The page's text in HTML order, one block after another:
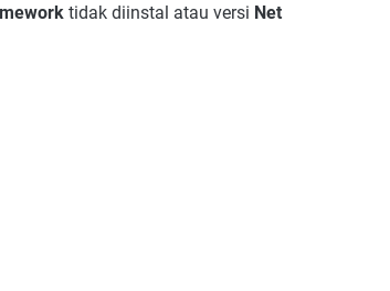
tidak diinstal atau versi Net